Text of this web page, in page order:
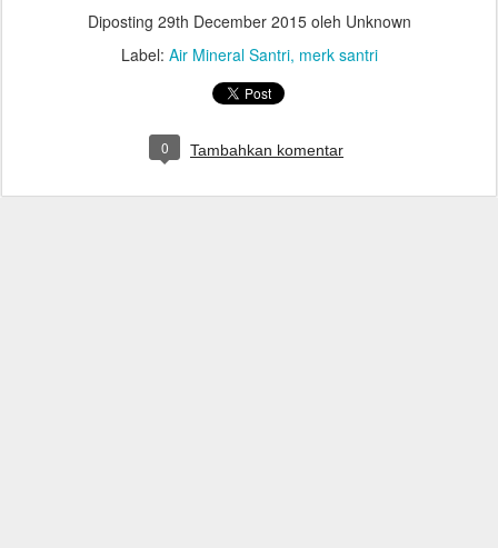
Diposting 29th December 2015oleh Unknown
Label: Air Mineral Santri merk santri
0 Tambahkan komentar